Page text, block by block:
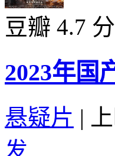
豆瓣 4.7 分
2023年国
悬疑片 |
发